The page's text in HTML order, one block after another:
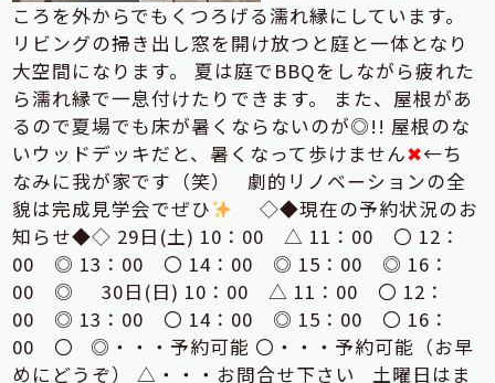
ころを外からでもくつろげる濡れ縁にしています。
リビングの掃き出し窓を開け放つと庭と一体となり
大空間になります。 夏は庭でBBQをしながら疲れた
ら濡れ縁で一息付けたりできます。 また、屋根があ
るので夏場でも床が暑くならないのが◎!! 屋根のな
いウッドデッキだと、暑くなって歩けません✖←ち
なみに我が家です（笑） 劇的リノベーションの全
貌は完成見学会でぜひ
◇◆現在の予約状況のお
知らせ◆◇ 29日(土) 10：00 △ 11：00 〇 12：
00 ◎ 13：00 〇 14：00 ◎ 15：00 ◎ 16：
00 ◎ 30日(日) 10：00 △ 11：00 〇 12：
00 ◎ 13：00 〇 14：00 ◎ 15：00 〇 16：
00 〇 ◎・・・予約可能 〇・・・予約可能（お早
めにどうぞ） △・・・お問合せ下さい 土曜日はま